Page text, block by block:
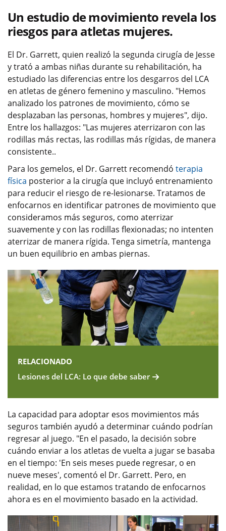
Un estudio de movimiento revela los
riesgos para atletas mujeres.
El Dr. Garrett, quien realizó la segunda cirugía de Jesse
y trató a ambas niñas durante su rehabilitación, ha
estudiado las diferencias entre los desgarros del LCA
en atletas de género femenino y masculino. "Hemos
analizado los patrones de movimiento, cómo se
desplazaban las personas, hombres y mujeres", dijo.
Entre los hallazgos: "Las mujeres aterrizaron con las
rodillas más rectas, las rodillas más rígidas, de manera
consistente..
Para los gemelos, el Dr. Garrett recomendó terapia
física posterior a la cirugía que incluyó entrenamiento
para reducir el riesgo de re-lesionarse. Tratamos de
enfocarnos en identificar patrones de movimiento que
consideramos más seguros, como aterrizar
suavemente y con las rodillas flexionadas; no intenten
aterrizar de manera rígida. Tenga simetría, mantenga
un buen equilibrio en ambas piernas.
RELACIONADO
Lesiones del LCA: Lo que debe saber
La capacidad para adoptar esos movimientos más
seguros también ayudó a determinar cuándo podrían
regresar al juego. "En el pasado, la decisión sobre
cuándo enviar a los atletas de vuelta a jugar se basaba
en el tiempo: 'En seis meses puede regresar, o en
nueve meses', comentó el Dr. Garrett. Pero, en
realidad, en lo que estamos tratando de enfocarnos
ahora es en el movimiento basado en la actividad.